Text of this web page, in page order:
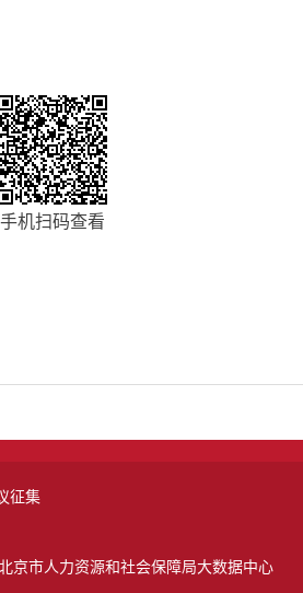
手机扫码查看
征集
京市人力资源和社会保障局大数据中心